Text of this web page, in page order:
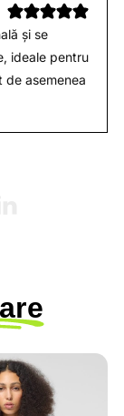
și se
ideale pentru
de asemenea